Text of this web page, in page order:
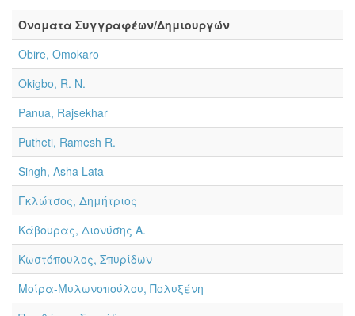
Όνοματα Συγγραφέων/Δημιουργών
Obire, Omokaro
Okigbo, R. N.
Panua, Rajsekhar
Putheti, Ramesh R.
Singh, Asha Lata
Γκλώτσος, Δημήτριος
Κάβουρας, Διονύσης Α.
Κωστόπουλος, Σπυρίδων
Μοίρα-Μυλωνοπούλου, Πολυξένη